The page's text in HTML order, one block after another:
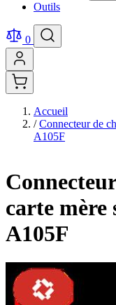
Outils
0
Accueil
/ Connecteur de
A105F
carte mère
A105F